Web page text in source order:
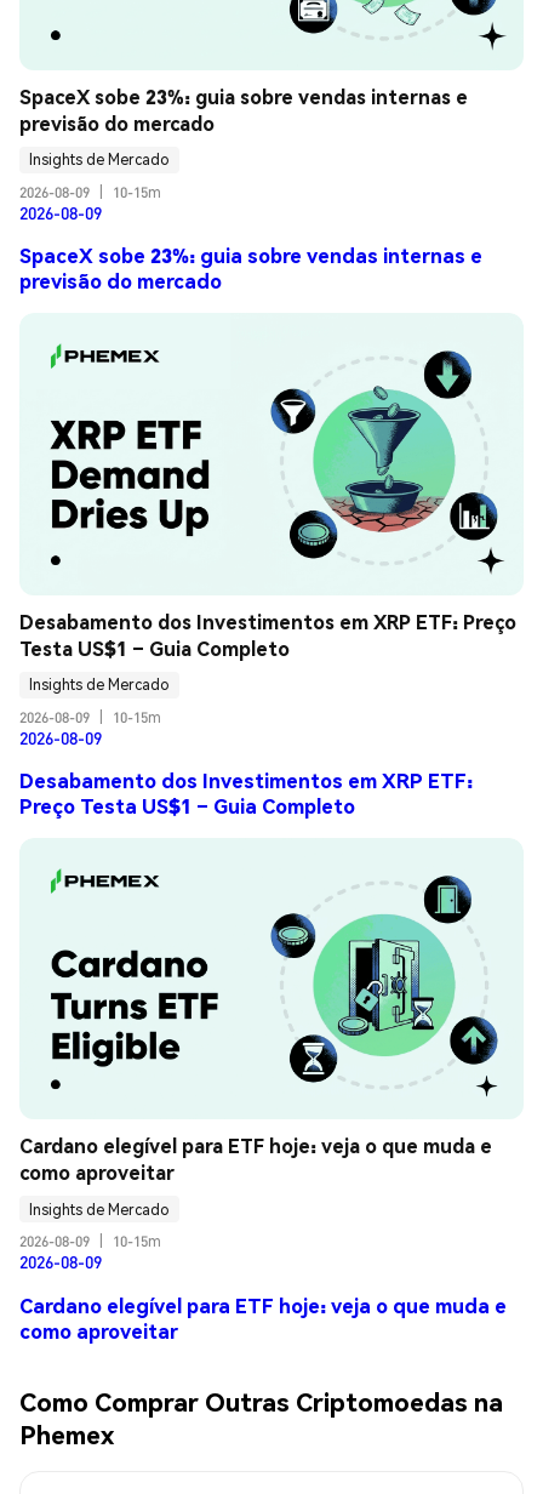
SpaceX sobe 23%: guia sobre vendas internas e
previsão do mercado
Insights de Mercado
2026-08-09
10-15m
2026-08-09
SpaceX sobe 23%: guia sobre vendas internas e
previsão do mercado
Desabamento dos Investimentos em XRP ETF: Preço
Testa US$1 – Guia Completo
Insights de Mercado
2026-08-09
10-15m
2026-08-09
Desabamento dos Investimentos em XRP ETF:
Preço Testa US$1 – Guia Completo
Cardano elegível para ETF hoje: veja o que muda e
como aproveitar
Insights de Mercado
2026-08-09
10-15m
2026-08-09
Cardano elegível para ETF hoje: veja o que muda e
como aproveitar
Como Comprar Outras Criptomoedas na
Phemex